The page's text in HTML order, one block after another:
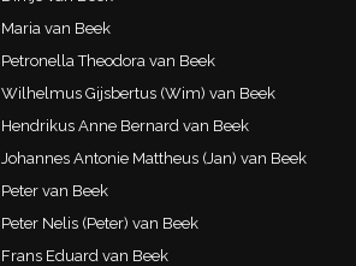
Maria van Beek
Petronella Theodora van Beek
Wilhelmus Gijsbertus (Wim) van Beek
Hendrikus Anne Bernard van Beek
Johannes Antonie Mattheus (Jan) van Beek
Peter van Beek
Peter Nelis (Peter) van Beek
Frans Eduard van Beek